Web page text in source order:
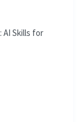
Skills for